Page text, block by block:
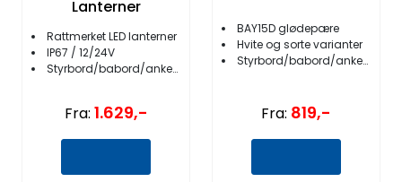
Lanterner
Rattmerket LED lanterner
IP67 / 12/24V
Styrbord/babord/anker/akter/topp
Fra: 1.629,-
BAY15D glødepære
Hvite og sorte varianter
Styrbord/babord/anker/akter/bicolour
Fra: 819,-